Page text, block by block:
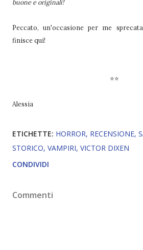
buone e originali!
Peccato, un'occasione per me
finisce qui!
⭐⭐
Alessia
ETICHETTE: HORROR RECENSIONE
STORICO VAMPIRI VICTOR DIXEN
CONDIVIDI
Commenti